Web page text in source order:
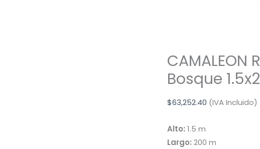
Bosque
$63,252.40 (IVA Incluido)
Alto: 1.5 m
Largo: 200 m